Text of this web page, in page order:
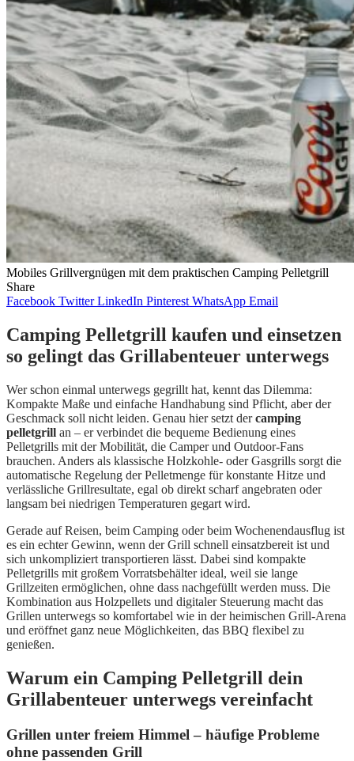
Mobiles Grillvergnügen mit dem praktischen Camping Pelletgrill
Share
Facebook Twitter LinkedIn Pinterest WhatsApp Email
Camping Pelletgrill kaufen und einsetzen
so gelingt das Grillabenteuer unterwegs
Wer schon einmal unterwegs gegrillt hat, kennt das Dilemma:
Kompakte Maße und einfache Handhabung sind Pflicht, aber der
Geschmack soll nicht leiden. Genau hier setzt dercamping
pelletgrill an – er verbindet die bequeme Bedienung eines
Pelletgrills mit der Mobilität, die Camper und Outdoor-Fans
brauchen. Anders als klassische Holzkohle- oder Gasgrills sorgt die
automatische Regelung der Pelletmenge für konstante Hitze und
verlässliche Grillresultate, egal ob direkt scharf angebraten oder
langsam bei niedrigen Temperaturen gegart wird.
Gerade auf Reisen, beim Camping oder beim Wochenendausflug ist
es ein echter Gewinn, wenn der Grill schnell einsatzbereit ist und
sich unkompliziert transportieren lässt. Dabei sind kompakte
Pelletgrills mit großem Vorratsbehälter ideal, weil sie lange
Grillzeiten ermöglichen, ohne dass nachgefüllt werden muss. Die
Kombination aus Holzpellets und digitaler Steuerung macht das
Grillen unterwegs so komfortabel wie in der heimischen Grill-Arena
und eröffnet ganz neue Möglichkeiten, das BBQ flexibel zu
genießen.
Warum ein Camping Pelletgrill dein
Grillabenteuer unterwegs vereinfacht
Grillen unter freiem Himmel – häufige Probleme
ohne passenden Grill